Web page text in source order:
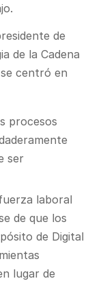
de
de la Cadena
centró en
procesos
ser
laboral
de que los
de Digital
lugar de